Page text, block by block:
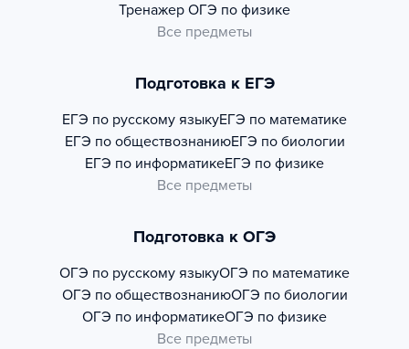
Тренажер ОГЭ по физике
Все предметы
Подготовка к ЕГЭ
ЕГЭ по русскому языкуЕГЭ по математике
ЕГЭ по обществознаниюЕГЭ по биологии
ЕГЭ по информатикеЕГЭ по физике
Все предметы
Подготовка к ОГЭ
ОГЭ по русскому языкуОГЭ по математике
ОГЭ по обществознаниюОГЭ по биологии
ОГЭ по информатикеОГЭ по физике
Все предметы